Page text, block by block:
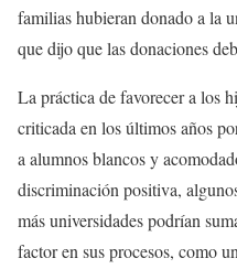
familias hubieran donado a la
que dijo que las donaciones
La práctica de favorecer a los
criticada en los últimos años
a alumnos blancos y
discriminación positiva,
más universidades podrían
factor en sus procesos, como